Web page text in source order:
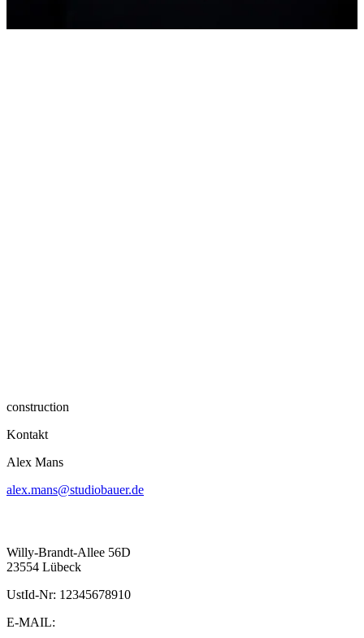
construction
Kontakt
Alex Mans
alex.mans@studiobauer.de
Willy-Brandt-Allee 56D
23554 Lübeck
UstId-Nr: 12345678910
E-MAIL: